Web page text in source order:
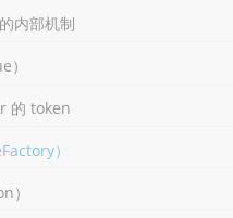
内部机制
的 token
）
）